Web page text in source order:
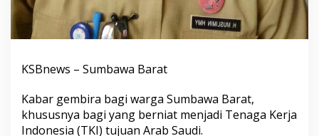
KSBnews – Sumbawa Barat
Kabar gembira bagi warga Sumbawa Barat,
khususnya bagi yang berniat menjadi Tenaga Kerja
Indonesia (TKI) tujuan Arab Saudi.